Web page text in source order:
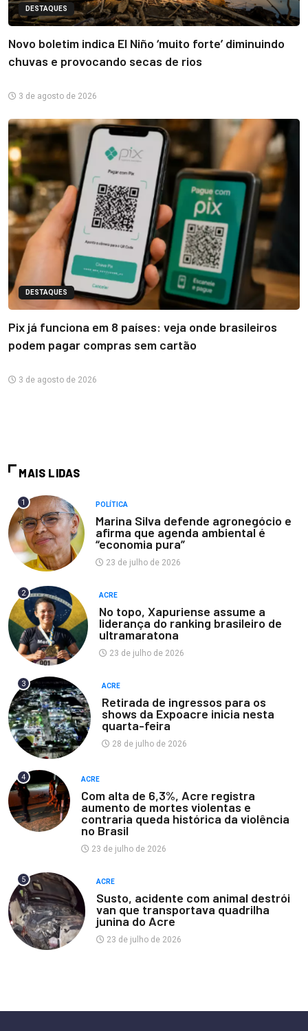
DESTAQUES
Novo boletim indica El Niño ‘muito forte’ diminuindo
chuvas e provocando secas de rios
3 de agosto de 2026
DESTAQUES
Pix já funciona em 8 países: veja onde brasileiros
podem pagar compras sem cartão
3 de agosto de 2026
MAIS LIDAS
1 POLÍTICA
Marina Silva defende agronegócio e
afirma que agenda ambiental é
“economia pura”
23 de julho de 2026
2 ACRE
No topo, Xapuriense assume a
liderança do ranking brasileiro de
ultramaratona
23 de julho de 2026
3 ACRE
Retirada de ingressos para os
shows da Expoacre inicia nesta
quarta-feira
28 de julho de 2026
4 ACRE
Com alta de 6,3%, Acre registra
aumento de mortes violentas e
contraria queda histórica da violência
no Brasil
23 de julho de 2026
5 ACRE
Susto, acidente com animal destrói
van que transportava quadrilha
junina do Acre
23 de julho de 2026